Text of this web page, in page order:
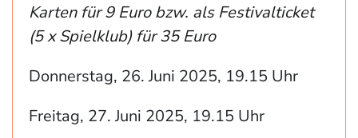
Karten für 9 Euro bzw. als Festivalticket
(5 x Spielklub) für 35 Euro
Donnerstag, 26. Juni 2025, 19.15 Uhr
Freitag, 27. Juni 2025, 19.15 Uhr